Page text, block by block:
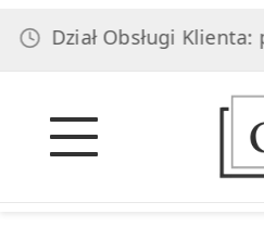
Obsługi Klienta: pn-pt